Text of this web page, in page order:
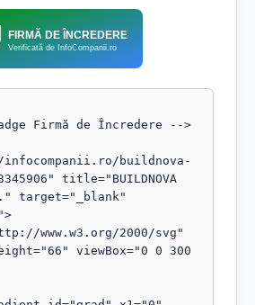
FIRMĂ DE ÎNCREDERE
Verificată de InfoCompanii.ro
Firmă de Încredere -->
buildnova-
title="BUILDNOVA
target="_blank"
www.w3.org/2000/svg"
viewBox="0 0 300